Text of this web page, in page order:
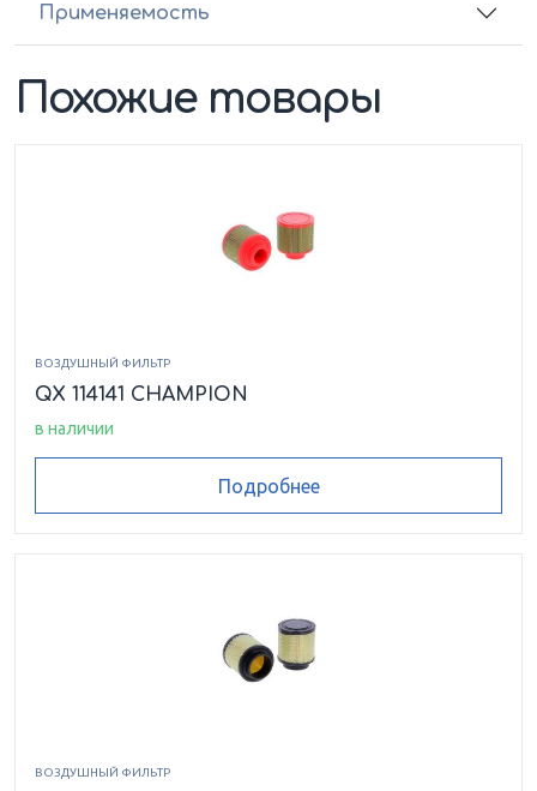
Применяемость
Похожие товары
ВОЗДУШНЫЙ ФИЛЬТР
QX 114141 CHAMPION
в наличии
Подробнее
ВОЗДУШНЫЙ ФИЛЬТР